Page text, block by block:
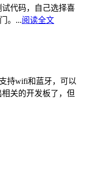
代码，自己选择喜
。...阅读全文
持wifi和蓝牙，可以
关的开发板了，但